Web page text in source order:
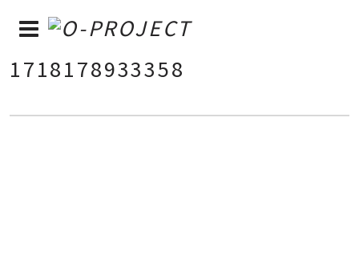
1718178933358